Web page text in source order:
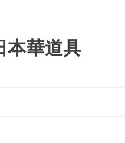
本華道具